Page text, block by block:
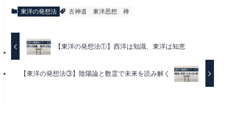
東洋の発想法 古神道 東洋思想 禅
【東洋の発想法①】西洋は知識、東洋は知恵
【東洋の発想法③】陰陽論と数霊で未来を読み解く